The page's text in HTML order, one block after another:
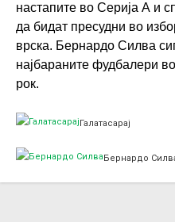
настапите во Серија А и
да бидат пресудни во
врска. Бернардо Силва
најбараните фудбалери
рок.
Галатасарај
Бернардо